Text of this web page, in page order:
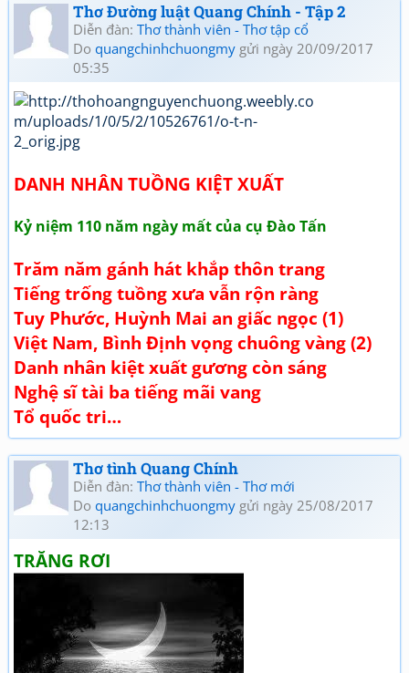
Thơ Đường luật Quang Chính - Tập 2
Diễn đàn: Thơ thành viên - Thơ tập cổ
Do quangchinhchuongmy gửi ngày 20/09/2017
05:35
DANH NHÂN TUỒNG KIỆT XUẤT
Kỷ niệm 110 năm ngày mất của cụ Đào Tấn
Trăm năm gánh hát khắp thôn trang
Tiếng trống tuồng xưa vẫn rộn ràng
Tuy Phước, Huỳnh Mai an giấc ngọc (1)
Việt Nam, Bình Định vọng chuông vàng (2)
Danh nhân kiệt xuất gương còn sáng
Nghệ sĩ tài ba tiếng mãi vang
Tổ quốc tri…
Thơ tình Quang Chính
Diễn đàn: Thơ thành viên - Thơ mới
Do quangchinhchuongmy gửi ngày 25/08/2017
12:13
TRĂNG RƠI